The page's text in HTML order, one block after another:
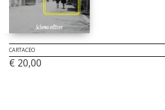
CARTACEO
€ 20,00